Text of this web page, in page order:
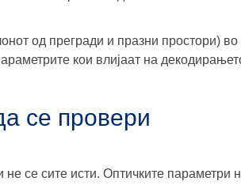
од прегради и празни простори) во
кои влијаат на
се провери
не се сите исти. Оптичките параметри